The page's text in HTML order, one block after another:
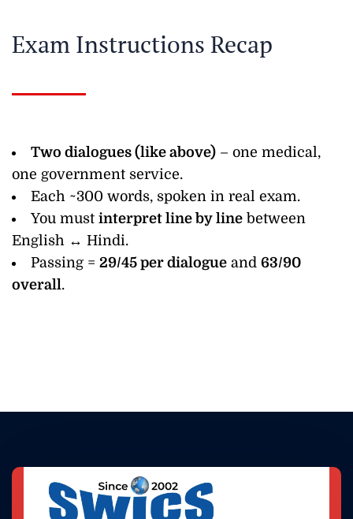
Exam Instructions Recap
Two dialogues (like above) – one medical,
one government service.
Each ~300 words, spoken in real exam.
You must interpret line by line between
English ↔ Hindi.
Passing = 29/45 per dialogue and 63/90
overall.